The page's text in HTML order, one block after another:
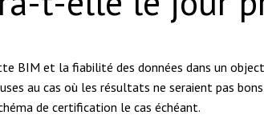
et la fiabilité des données dans un
au cas où les résultats ne seraient pas
de certification le cas échéant.